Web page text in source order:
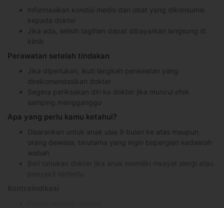
Informasikan kondisi medis dan obat yang dikonsumsi
kepada dokter
Jika ada, selisih tagihan dapat dibayarkan langsung di
klinik
Perawatan setelah tindakan
Jika diperlukan, ikuti langkah perawatan yang
direkomendasikan dokter
Segera periksakan diri ke dokter jika muncul efek
samping mengganggu
Apa yang perlu kamu ketahui?
Disarankan untuk anak usia 9 bulan ke atas maupun
orang dewasa, terutama yang ingin bepergian kedaerah
wabah
Beri tahukan dokter jika anak memiliki riwayat alergi atau